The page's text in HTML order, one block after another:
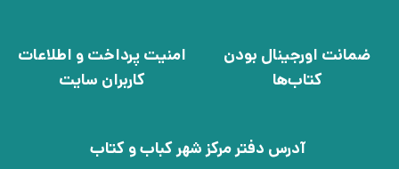
ضمانت اورجینال بودن
کتاب‌ها
امنیت پرداخت و اطلاعات
کاربران سایت
آدرس دفتر مرکز شهر کباب و کتاب